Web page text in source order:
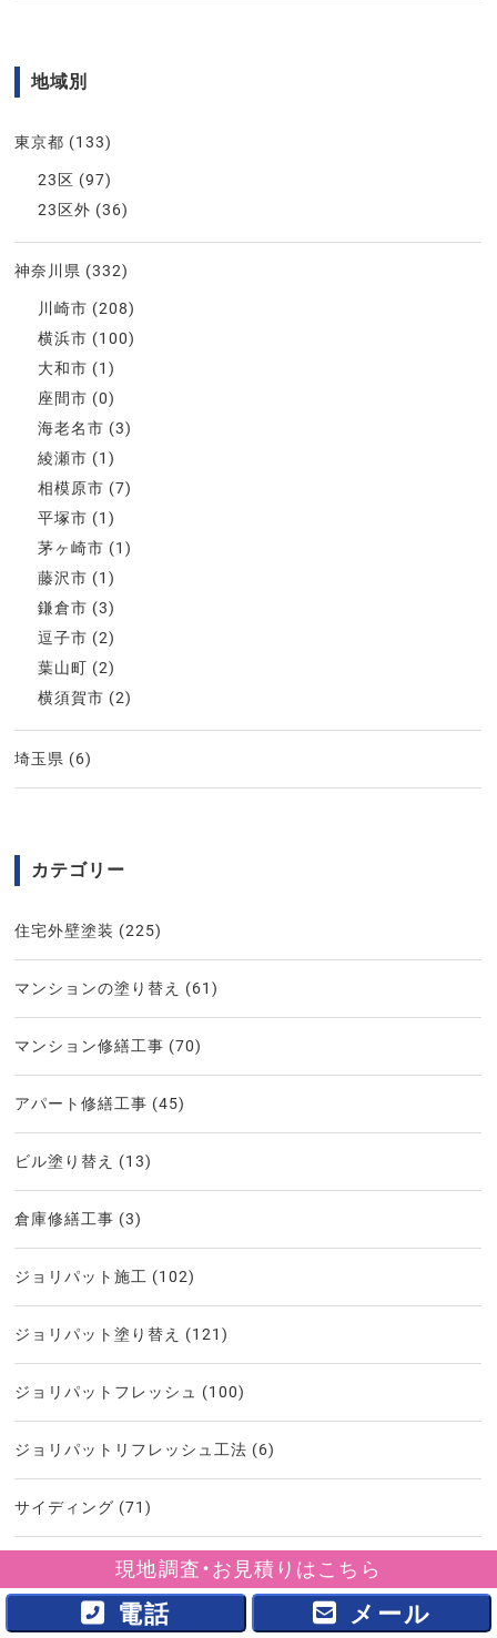
現地調査・お見積りはこちら
電話 メール
地域別
東京都 (133)
23区 (97)
23区外 (36)
神奈川県 (332)
川崎市 (208)
横浜市 (100)
大和市 (1)
座間市 (0)
海老名市 (3)
綾瀬市 (1)
相模原市 (7)
平塚市 (1)
茅ヶ崎市 (1)
藤沢市 (1)
鎌倉市 (3)
逗子市 (2)
葉山町 (2)
横須賀市 (2)
埼玉県 (6)
カテゴリー
住宅外壁塗装 (225)
マンションの塗り替え (61)
マンション修繕工事 (70)
アパート修繕工事 (45)
ビル塗り替え (13)
倉庫修繕工事 (3)
ジョリパット施工 (102)
ジョリパット塗り替え (121)
ジョリパットフレッシュ (100)
ジョリパットリフレッシュ工法 (6)
サイディング (71)
コーキング打替え(137)
ダイナミックトップ(148)